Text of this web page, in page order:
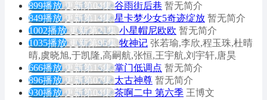
899播放 更新第04集 谷雨街后巷 暂无简介
849播放 更新第14集 星卡梦少女5奇迹绽放 暂无简介
1002播放 更新第21集 小星帽尼欧欧 暂无简介
1035播放 更新第95集 牧神记 张若瑜,李欣,程玉珠,杜晴
晴,虞晓旭,于凯隆,高嗣航,张恒,王宇航,刘宇轩,唐昊
666播放 更新第15集 掌门低调点 暂无简介
896播放 更新第07集 太古神尊 暂无简介
930播放 更新第04集 茶啊二中 第六季 王博文